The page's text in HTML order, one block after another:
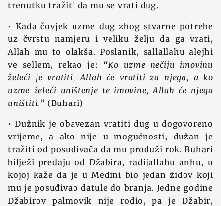
trenutku tražiti da mu se vrati dug.
• Kada čovjek uzme dug zbog stvarne potrebe
uz čvrstu namjeru i veliku želju da ga vrati,
Allah mu to olakša. Poslanik, sallallahu alejhi
ve sellem, rekao je: “Ko uzme nečiju imovinu
želeći je vratiti, Allah će vratiti za njega, a ko
uzme želeći uništenje te imovine, Allah će njega
uništiti.” (Buhari)
• Dužnik je obavezan vratiti dug u dogovoreno
vrijeme, a ako nije u mogućnosti, dužan je
tražiti od posuđivača da mu produži rok. Buhari
bilježi predaju od Džabira, radijallahu anhu, u
kojoj kaže da je u Medini bio jedan židov koji
mu je posuđivao datule do branja. Jedne godine
Džabirov palmovik nije rodio, pa je Džabir,